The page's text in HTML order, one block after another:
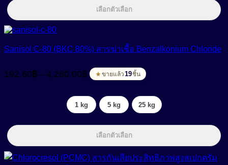
เลือกตัวเลือก
Sanisol C-80 (BKC 80%) สารฆ่าเชื้อ Benzalkonium Chloride
192.60฿ – 4,280.00฿ range:
through
4,280.00฿
ขายแล้ว19ชิ้น
1 kg 5 kg 25 kg
เลือกตัวเลือก